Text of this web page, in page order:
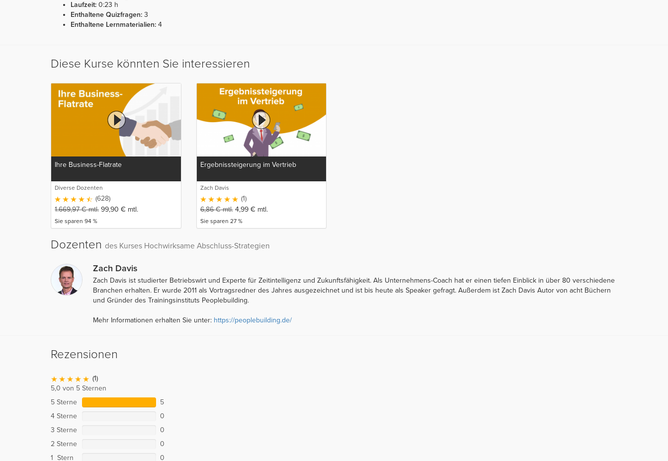
Laufzeit: 0:23 h
Enthaltene Quizfragen: 3
Enthaltene Lernmaterialien: 4
Diese Kurse könnten Sie interessieren
Ihre Business-Flatrate
Diverse Dozenten
(628)
1.669,97€mtl. 99,90 € mtl.
Sie sparen 94 %
Ergebnissteigerung im Vertrieb
Zach Davis
(1)
6,86€mtl. 4,99 € mtl.
Sie sparen 27 %
Dozenten des Kurses Hochwirksame Abschluss-Strategien
Zach Davis
Zach Davis ist studierter Betriebswirt und Experte für Zeitintelligenz und Zukunftsfähigkeit. Als Unternehmens-Coach hat er einen tiefen Einblick in über 80 verschiedene
Branchen erhalten. Er wurde 2011 als Vortragsredner des Jahres ausgezeichnet und ist bis heute als Speaker gefragt. Außerdem ist Zach Davis Autor von acht Büchern
und Gründer des Trainingsinstituts Peoplebuilding.
Mehr Informationen erhalten Sie unter: https://peoplebuilding.de/
Rezensionen
(1)
5,0 von 5 Sternen
5 Sterne
5
4 Sterne
0
3 Sterne
0
2 Sterne
0
1 Stern
0